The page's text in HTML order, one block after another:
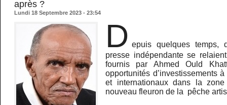
après ?
Lundi 18 Septembre 2023 - 23:54
D epuis quelques temps,
presse indépendante se
fournis par Ahmed Ould
opportunités d’investissements
et internationaux dans la
nouveau fleuron de la pêche